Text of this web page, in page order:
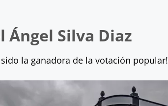
Ángel Silva Diaz
la ganadora de la votación popular!